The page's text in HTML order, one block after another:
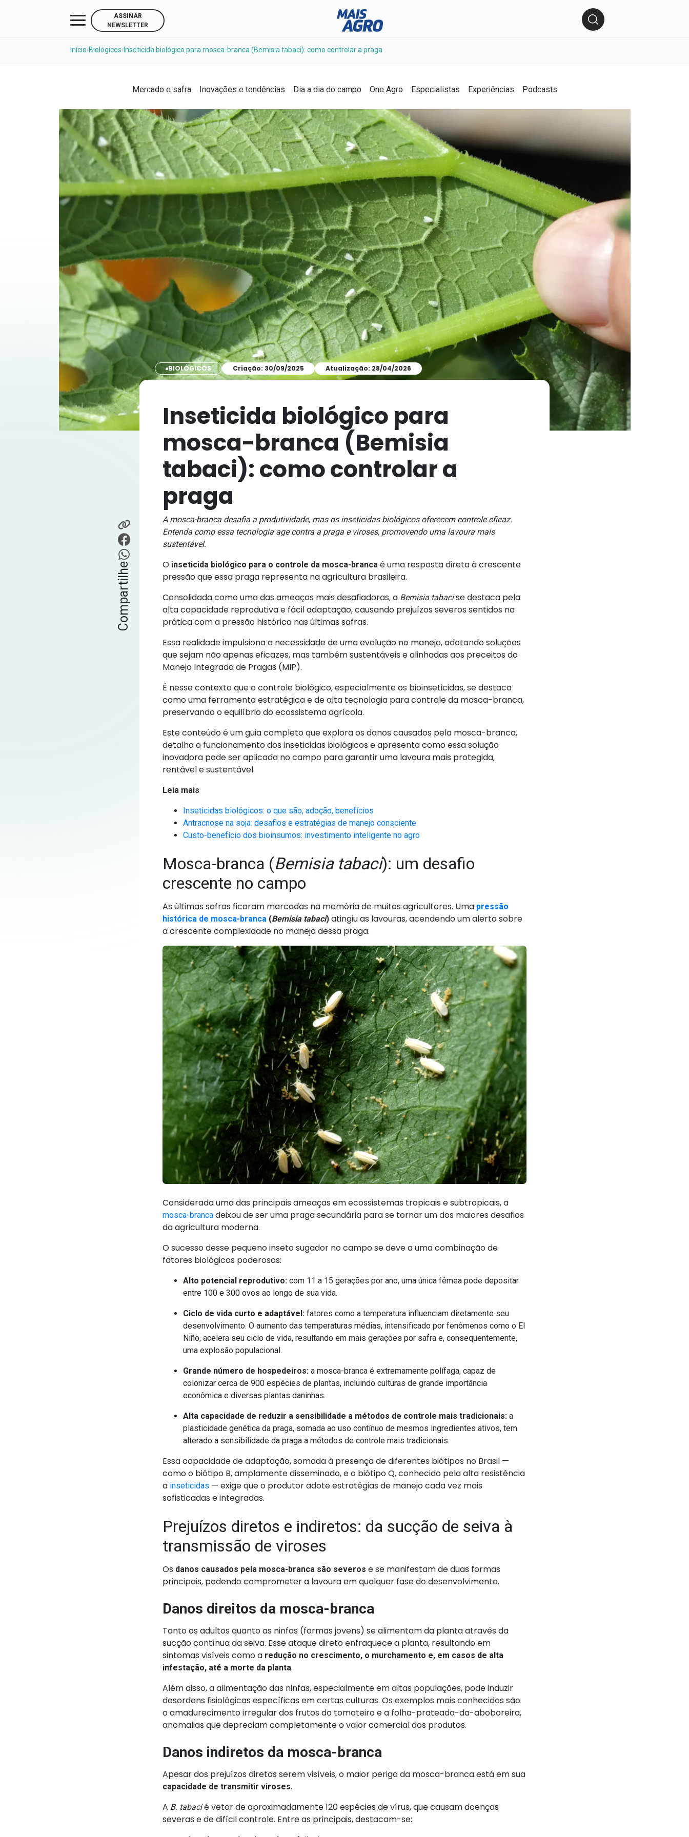
ASSINAR
NEWSLETTER
Início› Biológicos› Inseticida biológico para mosca-branca (Bemisia tabaci): como controlar a praga
Mercado e safra Inovações e tendências Dia a dia do campo One Agro Especialistas Experiências Podcasts
BIOLÓGICOS Criação: 30/09/2025 Atualização: 28/04/2026
Compartilhe
Inseticida biológico para
mosca-branca (Bemisia
tabaci): como controlar a
praga
A mosca-branca desafia a produtividade, mas os inseticidas biológicos oferecem controle eficaz.
Entenda como essa tecnologia age contra a praga e viroses, promovendo uma lavoura mais
sustentável.
O inseticida biológico para o controle da mosca-brancaé uma resposta direta à crescente
pressão que essa praga representa na agricultura brasileira.
Consolidada como uma das ameaças mais desafiadoras, a Bemisia tabacise destaca pela
alta capacidade reprodutiva e fácil adaptação, causando prejuízos severos sentidos na
prática com a pressão histórica nas últimas safras.
Essa realidade impulsiona a necessidade de uma evolução no manejo, adotando soluções
que sejam não apenas eficazes, mas também sustentáveis e alinhadas aos preceitos do
Manejo Integrado de Pragas (MIP).
É nesse contexto que o controle biológico, especialmente os bioinseticidas, se destaca
como uma ferramenta estratégica e de alta tecnologia para controle da mosca-branca,
preservando o equilíbrio do ecossistema agrícola.
Este conteúdo é um guia completo que explora os danos causados pela mosca-branca,
detalha o funcionamento dos inseticidas biológicos e apresenta como essa solução
inovadora pode ser aplicada no campo para garantir uma lavoura mais protegida,
rentável e sustentável.
Leia mais
Inseticidas biológicos: o que são, adoção, benefícios
Antracnose na soja: desafios e estratégias de manejo consciente
Custo-benefício dos bioinsumos: investimento inteligente no agro
Mosca-branca (Bemisia tabaci): um desafio
crescente no campo
As últimas safras ficaram marcadas na memória de muitos agricultores. Uma pressão
histórica de mosca-branca(Bemisia tabaci)atingiu as lavouras, acendendo um alerta sobre
a crescente complexidade no manejo dessa praga.
Considerada uma das principais ameaças em ecossistemas tropicais e subtropicais, a
mosca-brancadeixou de ser uma praga secundária para se tornar um dos maiores desafios
da agricultura moderna.
O sucesso desse pequeno inseto sugador no campo se deve a uma combinação de
fatores biológicos poderosos:
Alto potencial reprodutivo:com 11 a 15 gerações por ano, uma única fêmea pode depositar
entre 100 e 300 ovos ao longo de sua vida.
Ciclo de vida curto e adaptável:fatores como a temperatura influenciam diretamente seu
desenvolvimento. O aumento das temperaturas médias, intensificado por fenômenos como o El
Niño, acelera seu ciclo de vida, resultando em mais gerações por safra e, consequentemente,
uma explosão populacional.
Grande número de hospedeiros:a mosca-branca é extremamente polífaga, capaz de
colonizar cerca de 900 espécies de plantas, incluindo culturas de grande importância
econômica e diversas plantas daninhas.
Alta capacidade de reduzir a sensibilidade a métodos de controle mais tradicionais:a
plasticidade genética da praga, somada ao uso contínuo de mesmos ingredientes ativos, tem
alterado a sensibilidade da praga a métodos de controle mais tradicionais.
Essa capacidade de adaptação, somada à presença de diferentes biótipos no Brasil —
como o biótipo B, amplamente disseminado, e o biótipo Q, conhecido pela alta resistência
a inseticidas — exige que o produtor adote estratégias de manejo cada vez mais
sofisticadas e integradas.
Prejuízos diretos e indiretos: da sucção de seiva à
transmissão de viroses
Os danos causados pela mosca-branca são severos e se manifestam de duas formas
principais, podendo comprometer a lavoura em qualquer fase do desenvolvimento.
Danos direitos da mosca-branca
Tanto os adultos quanto as ninfas (formas jovens) se alimentam da planta através da
sucção contínua da seiva. Esse ataque direto enfraquece a planta, resultando em
sintomas visíveis como a redução no crescimento, o murchamento e, em casos de alta
infestação, até a morte da planta.
Além disso, a alimentação das ninfas, especialmente em altas populações, pode induzir
desordens fisiológicas específicas em certas culturas. Os exemplos mais conhecidos são
o amadurecimento irregular dos frutos do tomateiro e a folha-prateada-da-aboboreira,
anomalias que depreciam completamente o valor comercial dos produtos.
Danos indiretos da mosca-branca
Apesar dos prejuízos diretos serem visíveis, o maior perigo da mosca-branca está em sua
capacidade de transmitir viroses.
A B. tabacié vetor de aproximadamente 120 espécies de vírus, que causam doenças
severas e de difícil controle. Entre as principais, destacam-se: